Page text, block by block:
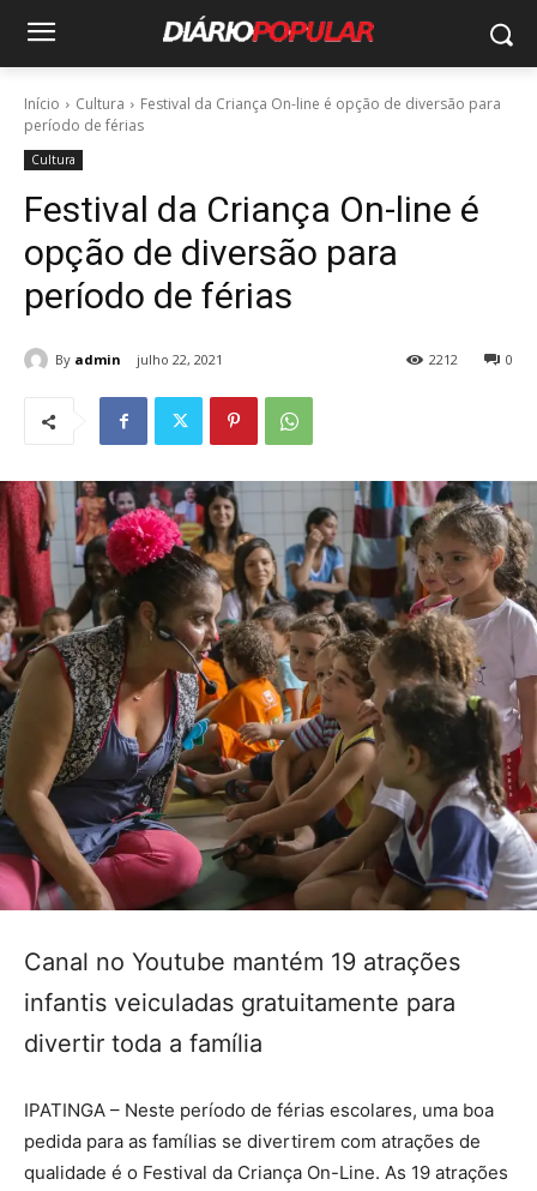
Início Cultura
Festival da Criança On-line é opção de diversão para
período de férias
Cultura
Festival da Criança On-line é
opção de diversão para
período de férias
By admin julho 22, 2021 0
2212
Canal no Youtube mantém 19 atrações
infantis veiculadas gratuitamente para
divertir toda a família
IPATINGA – Neste período de férias escolares, uma boa
pedida para as famílias se divertirem com atrações de
qualidade é o Festival da Criança On-Line. As 19 atrações